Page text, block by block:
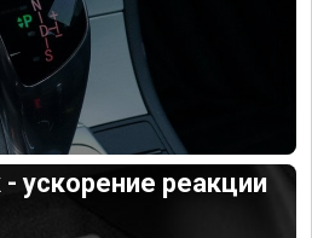
ускорение реакции